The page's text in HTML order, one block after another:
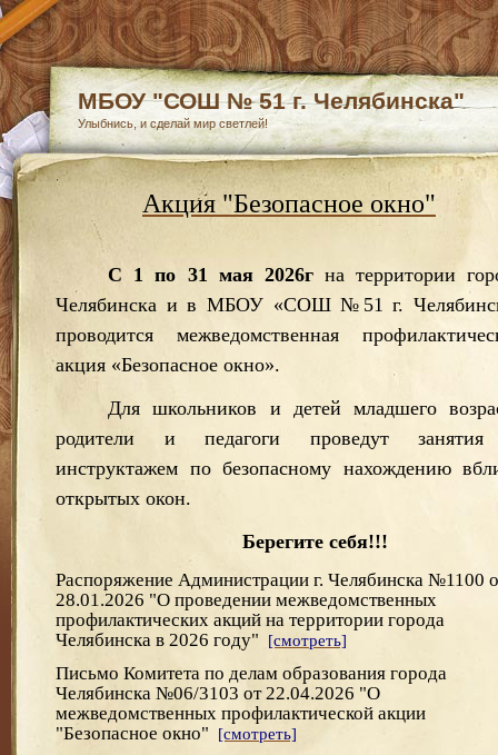
МБОУ "СОШ № 51 г. Челябинска"
Улыбнись, и сделай мир светлей!
Акция "Безопасное окно"
С 1 по 31 мая 2026гна территории
Челябинска и в МБОУ «СОШ №51 г.
проводится межведомственная
акция «Безопасное окно».
Для школьников и детей младшего
родители и педагоги проведут
инструктажем по безопасному нахождению
открытых окон.
Берегите себя!!!
Распоряжение Администрации г. Челябинска №1100
28.01.2026 "О проведении межведомственных
профилактических акций на территории города
Челябинска в 2026 году"
[смотреть]
Письмо Комитета по делам образования города
Челябинска №06/3103 от 22.04.2026 "О
межведомственных профилактической акции
"Безопасное окно"
[смотреть]